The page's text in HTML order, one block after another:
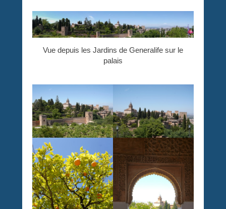
Vue depuis les Jardins de Generalife sur le
palais